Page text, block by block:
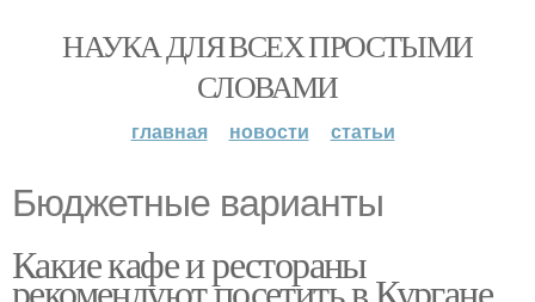
НАУКА ДЛЯ ВСЕХ ПРОСТЫМИ
СЛОВАМИ
главная новости статьи
Бюджетные варианты
Какие кафе и рестораны